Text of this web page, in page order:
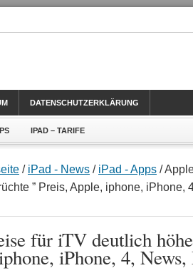
DATENSCHUTZERKLÄRUNG
IPAD – TARIFE
/ iPad - News / iPad - Apps /
” Preis, Apple, iphone, iPhone,
für iTV deutlich
iPhone, 4,